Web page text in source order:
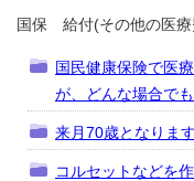
国保 給付(その他の医療
国民健康保険で医
が、どんな場合で
来月70歳となりま
コルセットなどを